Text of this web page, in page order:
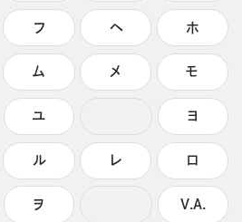
フ ヘ ホ
ム メ モ
ユ ヨ
ル レ ロ
ヲ V.A.